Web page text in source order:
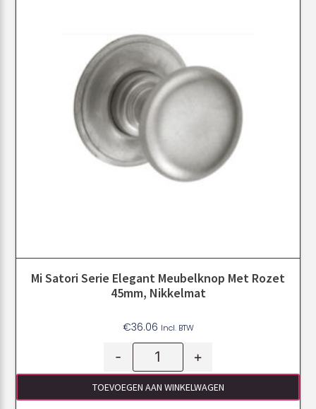
Mi Satori Serie Elegant Meubelknop Met Rozet
45mm, Nikkelmat
€36.06 Incl. BTW
- +
TOEVOEGEN AAN WINKELWAGEN